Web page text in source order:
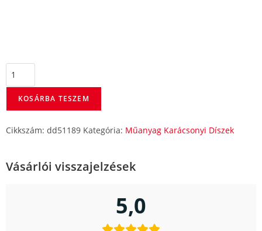
KOSÁRBA TESZEM
Cikkszám: dd51189 Kategória: Műanyag Karácsonyi Díszek
Vásárlói visszajelzések
5,0